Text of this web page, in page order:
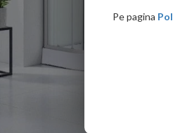
Pe pagina